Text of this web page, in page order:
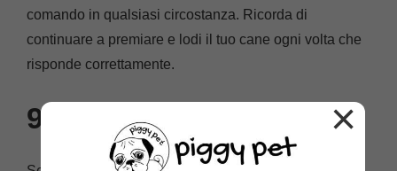
comando in qualsiasi circostanza. Ricorda di
continuare a premiare e lodi il tuo cane ogni volta che
risponde correttamente.
9. Correggi gli Errori: ×